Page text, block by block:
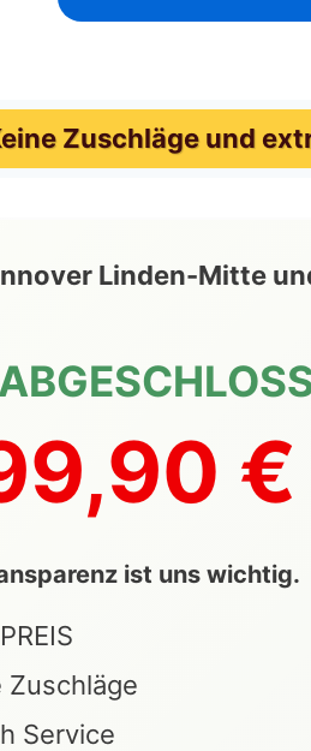
Zuschläge und
Linden-Mitte
€
ist uns wichtig.
Zuschläge
Service